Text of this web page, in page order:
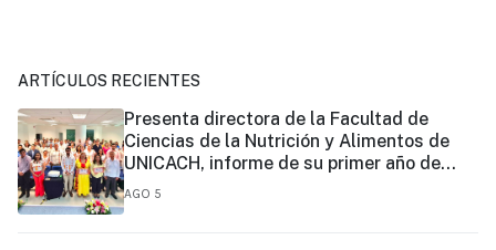
ARTÍCULOS RECIENTES
Presenta directora de la Facultad de
Ciencias de la Nutrición y Alimentos de
UNICACH, informe de su primer año de
gestión
AGO 5